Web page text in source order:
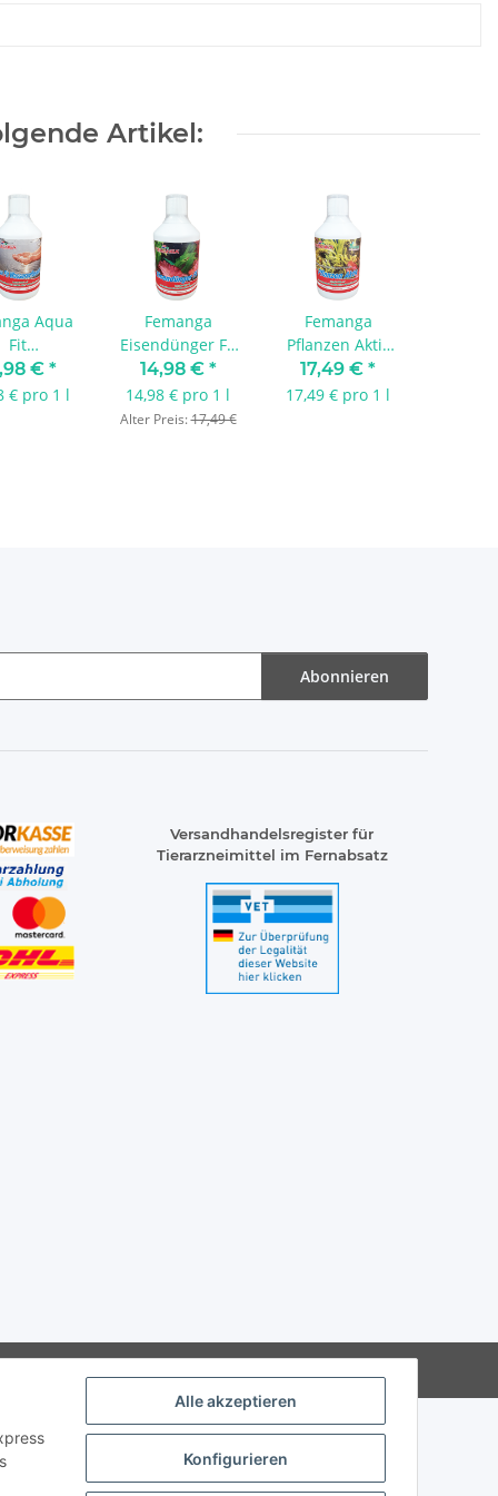
Alle akzeptieren
Konfigurieren
Artikel:
Aqua
Fit
ml
€ *
€ pro 1 l
Femanga
Eisendünger FE
II 1000 ml
14,98 € *
14,98 € pro 1 l
Alter Preis:17,49 €
Femanga
Pflanzen Aktiv
1000 ml
17,49 € *
17,49 € pro 1 l
Abonnieren
Versandhandelsregister für
Tierarzneimittel im Fernabsatz